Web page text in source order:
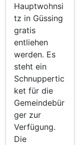
Hauptwohnsi
tz in Güssing
gratis
entliehen
werden. Es
steht ein
Schnuppertic
ket für die
Gemeindebür
ger zur
Verfügung.
Die